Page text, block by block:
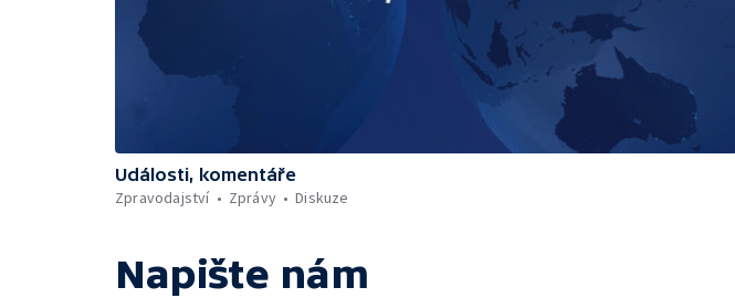
Události, komentáře
Zpravodajství
Zprávy Diskuze
Napište nám